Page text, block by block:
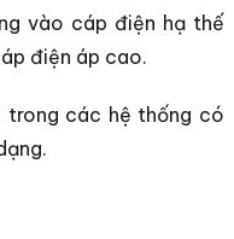
vào cáp điện hạ thế
điện áp cao.
trong các hệ thống có